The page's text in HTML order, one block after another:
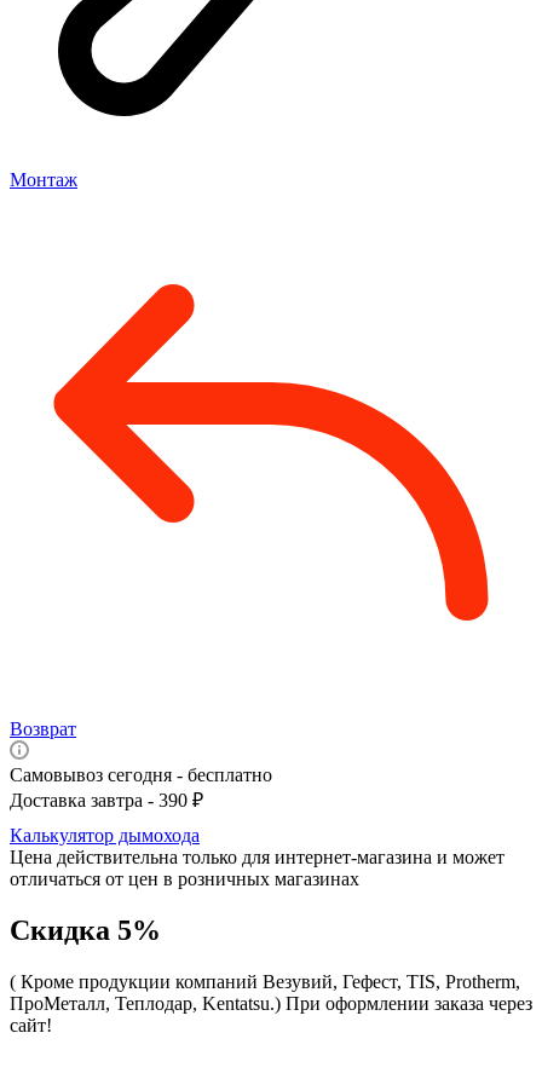
Монтаж
Возврат
Самовывоз сегодня - бесплатно
Доставка завтра - 390 ₽
Калькулятор дымохода
Цена действительна только для интернет-магазина и может
отличаться от цен в розничных магазинах
Скидка 5%
( Кроме продукции компаний Везувий, Гефест, TIS, Protherm,
ПроМеталл, Теплодар, Kentatsu.) При оформлении заказа через
сайт!